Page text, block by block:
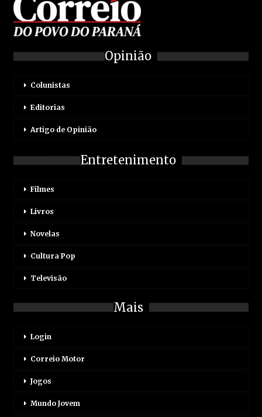
Opinião
Colunistas
Editorias
Artigo de Opinião
Entretenimento
Filmes
Livros
Novelas
Cultura Pop
Televisão
Mais
Login
Correio Motor
Jogos
Mundo Jovem